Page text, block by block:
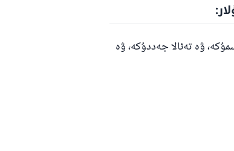
ۋە تەئالا جەددۇكە، ۋە